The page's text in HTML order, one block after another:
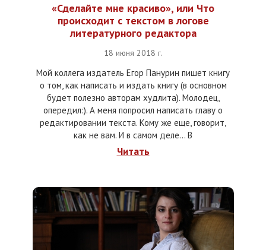
«Сделайте мне красиво», или Что
происходит с текстом в логове
литературного редактора
18 июня 2018 г.
Мой коллега издатель Егор Панурин пишет книгу
о том, как написать и издать книгу (в основном
будет полезно авторам худлита). Молодец,
опередил:). А меня попросил написать главу о
редактировании текста. Кому же еще, говорит,
как не вам. И в самом деле... В
Читать